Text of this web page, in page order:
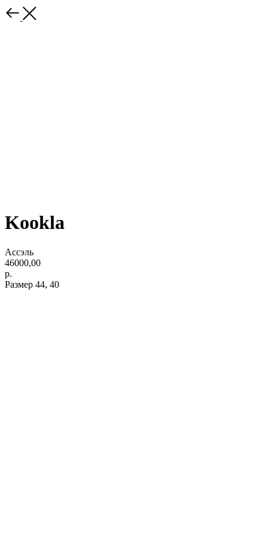
Kookla
Ассэль
46000,00
р.
Размер 44, 40